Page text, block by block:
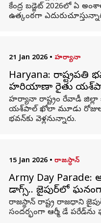
కేంద్ర బడ్జెట్ 2026లో ఏ
ఉత్కంఠగా
21 Jan 2026 • హర్యానా
Haryana: రాష్ట్రపతి
హరియాణా రైతు
హర్యానా రాష్ట్రం రేవాడీ జిల్లా
యశ్‌పాల్‌ ఖోలా మూడు రోజుల
భవన్‌కు వెళ్లనున్నారు.
15 Jan 2026 • రాజస్థాన్
Army Day Parade:
డాగ్స్‌.. జైపుర్‌లో
రాజస్థాన్‌ రాష్ట్ర రాజధాని
సందర్భంగా ఆర్మీ డే